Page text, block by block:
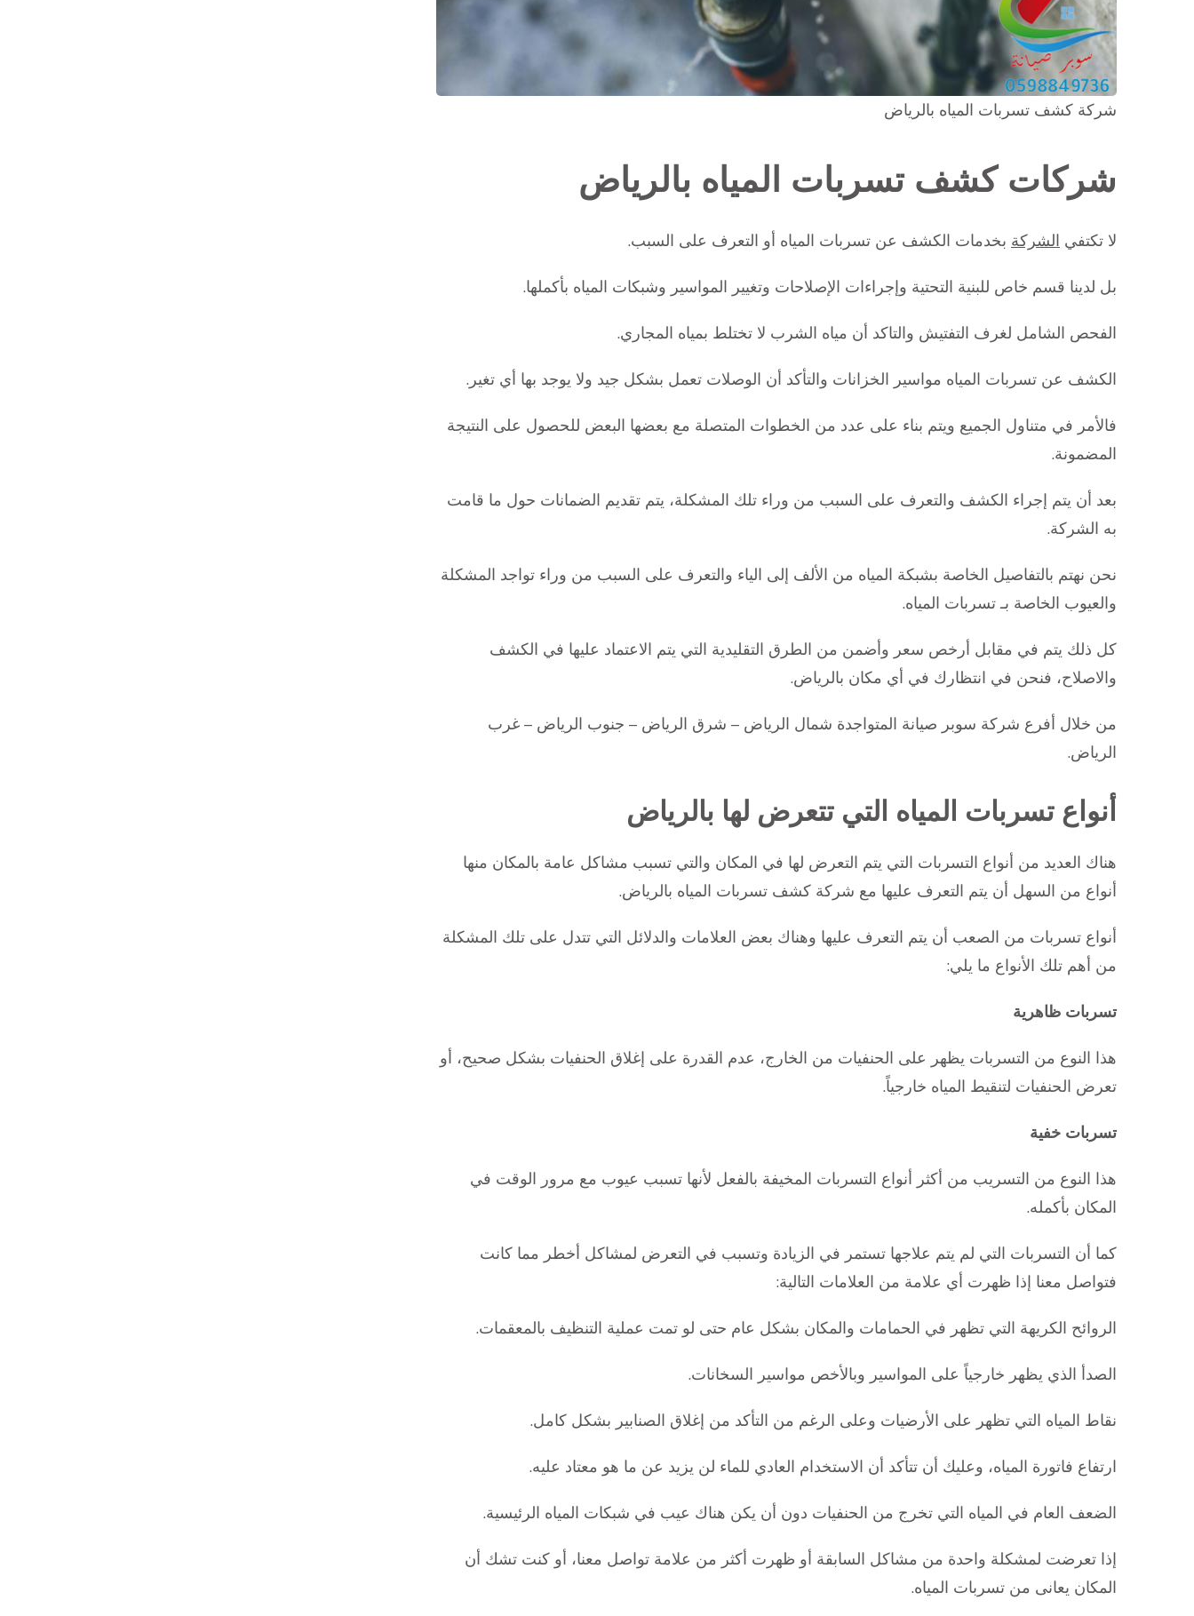
شركة كشف تسربات المياه بالرياض
شركات كشف تسربات المياه بالرياض
لا تكتفي الشركة بخدمات الكشف عن تسربات المياه أو التعرف على السبب.
بل لدينا قسم خاص للبنية التحتية وإجراءات الإصلاحات وتغيير المواسير وشبكات المياه بأكملها.
الفحص الشامل لغرف التفتيش والتاكد أن مياه الشرب لا تختلط بمياه المجاري.
الكشف عن تسربات المياه مواسير الخزانات والتأكد أن الوصلات تعمل بشكل جيد ولا يوجد بها أي تغير.
فالأمر في متناول الجميع ويتم بناء على عدد من الخطوات المتصلة مع بعضها البعض للحصول على النتيجة
المضمونة.
بعد أن يتم إجراء الكشف والتعرف على السبب من وراء تلك المشكلة، يتم تقديم الضمانات حول ما قامت
به الشركة.
نحن نهتم بالتفاصيل الخاصة بشبكة المياه من الألف إلى الياء والتعرف على السبب من وراء تواجد المشكلة
والعيوب الخاصة بـ تسربات المياه.
كل ذلك يتم في مقابل أرخص سعر وأضمن من الطرق التقليدية التي يتم الاعتماد عليها في الكشف
والاصلاح، فنحن في انتظارك في أي مكان بالرياض.
من خلال أفرع شركة سوبر صيانة المتواجدة شمال الرياض – شرق الرياض – جنوب الرياض – غرب
الرياض.
أنواع تسربات المياه التي تتعرض لها بالرياض
هناك العديد من أنواع التسربات التي يتم التعرض لها في المكان والتي تسبب مشاكل عامة بالمكان منها
أنواع من السهل أن يتم التعرف عليها مع شركة كشف تسربات المياه بالرياض.
أنواع تسربات من الصعب أن يتم التعرف عليها وهناك بعض العلامات والدلائل التي تتدل على تلك المشكلة
من أهم تلك الأنواع ما يلي:
تسربات ظاهرية
هذا النوع من التسربات يظهر على الحنفيات من الخارج، عدم القدرة على إغلاق الحنفيات بشكل صحيح، أو
تعرض الحنفيات لتنقيط المياه خارجياً.
تسربات خفية
هذا النوع من التسريب من أكثر أنواع التسربات المخيفة بالفعل لأنها تسبب عيوب مع مرور الوقت في
المكان بأكمله.
كما أن التسربات التي لم يتم علاجها تستمر في الزيادة وتسبب في التعرض لمشاكل أخطر مما كانت
فتواصل معنا إذا ظهرت أي علامة من العلامات التالية:
الروائح الكريهة التي تظهر في الحمامات والمكان بشكل عام حتى لو تمت عملية التنظيف بالمعقمات.
الصدأ الذي يظهر خارجياً على المواسير وبالأخص مواسير السخانات.
نقاط المياه التي تظهر على الأرضيات وعلى الرغم من التأكد من إغلاق الصنابير بشكل كامل.
ارتفاع فاتورة المياه، وعليك أن تتأكد أن الاستخدام العادي للماء لن يزيد عن ما هو معتاد عليه.
الضعف العام في المياه التي تخرج من الحنفيات دون أن يكن هناك عيب في شبكات المياه الرئيسية.
إذا تعرضت لمشكلة واحدة من مشاكل السابقة أو ظهرت أكثر من علامة تواصل معنا، أو كنت تشك أن
المكان يعانى من تسربات المياه.